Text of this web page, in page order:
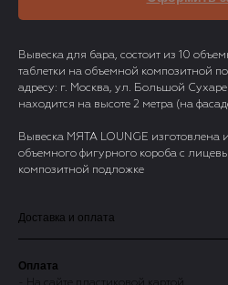
Вывеска для бара, состоит из 10
таблетки на объемной композитной
адресу: г. Москва, ул. Большой
находится на высоте 2 метра (на
Вывеска МЯТА LOUNGE изготовлена
объемного фигурного короба с
композитной подложке
Доставка и оплата
Оплата